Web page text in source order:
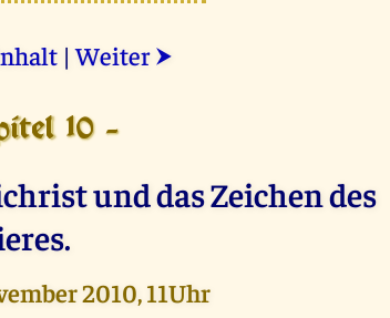
|Weiter ⮞
10 -
und das Zeichen des
2010, 11Uhr